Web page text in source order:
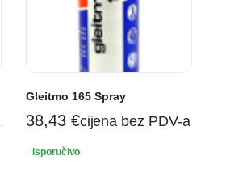
Gleitmo 165 Spray
38,43 €cijena bez PDV-a
Isporučivo